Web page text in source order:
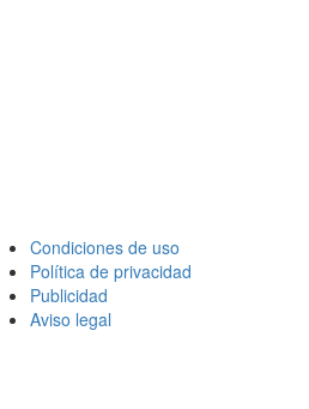
Condiciones de uso
Política de privacidad
Publicidad
Aviso legal